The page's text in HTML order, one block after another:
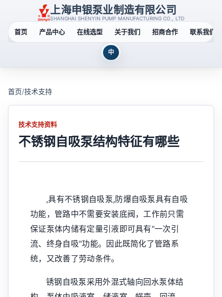
上海申银泵业制造有限公司
SHANGHAI SHENYIN PUMP MANUFACTURING CO., LTD
首页 产品中心 在线选型 关于我们 招商合作 联系我们
中
首页/技术支持
技术支持资料
不锈钢自吸泵结构特征有哪些
,具有不锈钢自吸泵,防爆自吸泵具有自吸
功能，管路中不需要安装底阀，工作前只需
保证泵体内储有定量引液即可具有“一次引
流、终身自吸"功能。因此既简化了管路系
统，又改善了劳动条件。
锈钢自吸泵采用外混式轴向回水泵体结